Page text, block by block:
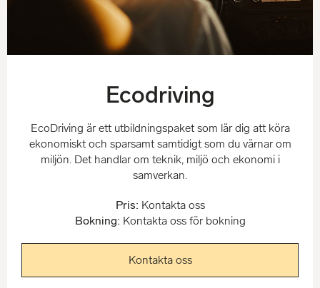
Ecodriving
EcoDriving är ett utbildningspaket som lär dig att köra
ekonomiskt och sparsamt samtidigt som du värnar om
miljön. Det handlar om teknik, miljö och ekonomi i
samverkan.
Pris: Kontakta oss
Bokning: Kontakta oss för bokning
Kontakta oss